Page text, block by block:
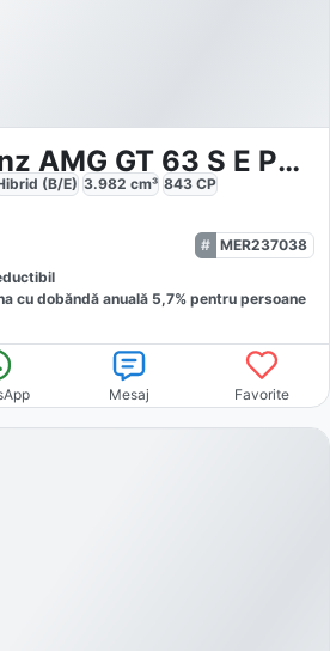
Mercedes-Benz AMG GT 63 S E Performance
(B/E) 3.982 cm³ 843 CP
MER237038
cu dobăndă anuală 5,7% pentru persoane
Mesaj Favorite